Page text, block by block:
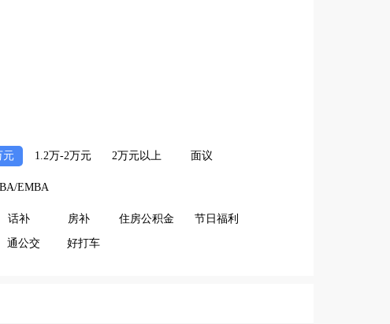
元 1.2万-2万元 2万元以上 面议
EMBA
话补 房补 住房公积金 节日福利
通公交 好打车